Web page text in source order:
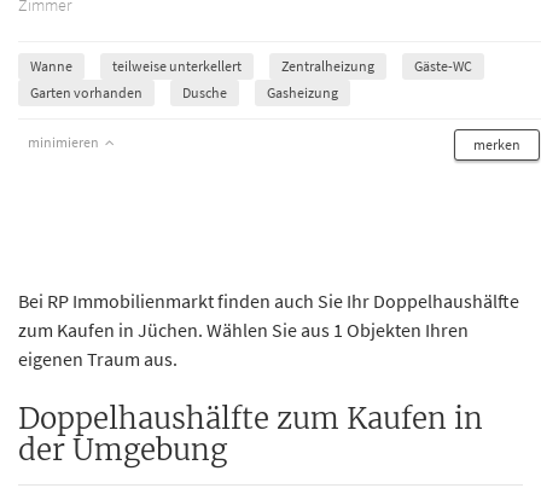
Zimmer
Wanne teilweise unterkellert Zentralheizung
Gäste-WC
Garten vorhanden
Dusche Gasheizung
minimieren merken
Bei RP Immobilienmarkt finden auch Sie Ihr Doppelhaushälfte
zum Kaufen in Jüchen. Wählen Sie aus 1 Objekten Ihren
eigenen Traum aus.
Doppelhaushälfte zum Kaufen in
der Umgebung